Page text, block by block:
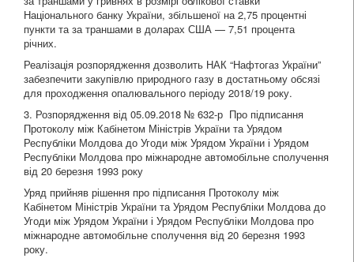
Національного банку України, збільшеної на 2,75 процентні
пункти та за траншами в доларах США — 7,51 процента
річних.
Реалізація розпорядження дозволить НАК “Нафтогаз України”
забезпечити закупівлю природного газу в достатньому обсязі
для проходження опалювального періоду 2018/19 року.
3. Розпорядження від 05.09.2018 № 632-р Про підписання
Протоколу між Кабінетом Міністрів України та Урядом
Республіки Молдова до Угоди між Урядом України і Урядом
Республіки Молдова про міжнародне автомобільне сполучення
від 20 березня 1993 року
Уряд прийняв рішення про підписання Протоколу між
Кабінетом Міністрів України та Урядом Республіки Молдова до
Угоди між Урядом України і Урядом Республіки Молдова про
міжнародне автомобільне сполучення від 20 березня 1993
року.